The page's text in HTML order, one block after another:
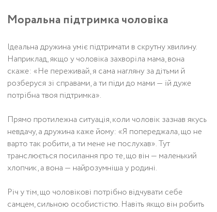
Моральна підтримка чоловіка
Ідеальна дружина уміє підтримати в скрутну хвилину.
Наприклад, якщо у чоловіка захворіла мама, вона
скаже: «Не переживай, я сама нагляну за дітьми й
розберуся зі справами, а ти піди до мами — їй дуже
потрібна твоя підтримка».
Прямо протилежна ситуація, коли чоловік зазнав якусь
невдачу, а дружина каже йому: «Я попереджала, що не
варто так робити, а ти мене не послухав». Тут
транслюється посилання про те, що він — маленький
хлопчик, а вона — найрозумніша у родині.
Річ у тім, що чоловікові потрібно відчувати себе
самцем, сильною особистістю. Навіть якщо він робить